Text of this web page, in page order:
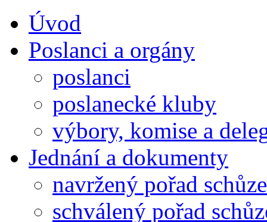
Úvod
Poslanci a orgány
poslanci
poslanecké kluby
výbory, komise a
Jednání a dokumenty
navržený pořad schůze
schválený pořad